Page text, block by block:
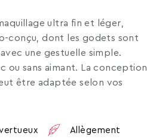
ultra fin et léger,
conçu, dont les godets sont
une gestuelle simple.
ou sans aimant. La conception
être adaptée selon vos
Allègement